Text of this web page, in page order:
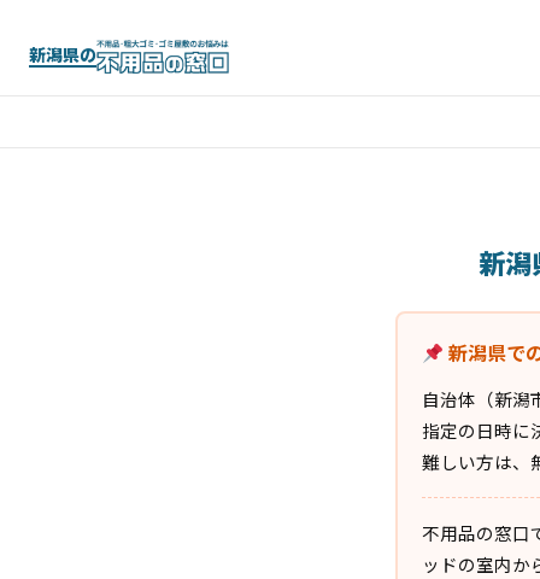
新潟県の
新潟
新潟県で
自治体（新潟
指定の日時に
難しい方は、
不用品の窓口
ッドの室内か